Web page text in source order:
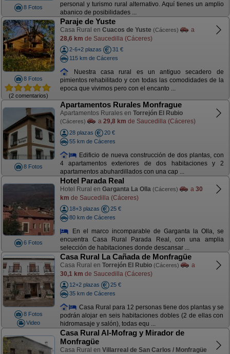
8 Fotos
personal y turismo rural alternativo. Aquí tienes un amplio
abanico de posibilidades ...
8 Fotos
(2 comentarios)
Paraje de Yuste
Casa Rural en Cuacos de Yuste (Cáceres)
a
28,6 km de Saucedilla (Cáceres)
2-6+2 plazas
31 €
115 km de Cáceres
Nuestra casa rural es un antiguo secadero de
pimientos rehabilitado y con todas las comodidades de la
epoca que vivimos pero con el encanto ...
8 Fotos
Apartamentos Rurales Monfrague
Apartamentos Rurales en Torrejón El Rubio
(Cáceres) a 29,8 km de Saucedilla (Cáceres)
28 plazas
20 €
55 km de Cáceres
Edificio de nueva construcción de dos plantas, con
4 apartamentos exteriores de dos habitaciones y 2
apartamentos abuhardillados con una cap ...
6 Fotos
Hotel Parada Real
Hotel Rural en Garganta La Olla (Cáceres) a 30
km de Saucedilla (Cáceres)
18+3 plazas
25 €
80 km de Cáceres
En el marco incomparable de Garganta la Olla, se
encuentra Casa Rural Parada Real, con una amplia
selección de habitaciones donde descansar ...
8 Fotos
Video
Casa Rural La Cañada de Monfragüe
Casa Rural en Torrejón El Rubio (Cáceres)
a
30,1 km de Saucedilla (Cáceres)
12+2 plazas
25 €
35 km de Cáceres
Casa Rural para 12 personas tiene dos plantas y se
podrán alojar en seis habitaciones dobles (2 de ellas con
hidromasaje y salón), todas equ ...
Casa Rural Al-Mofrag y Mirador de
Monfragüe
Casa Rural en Villarreal de San Carlos / Monfragüe